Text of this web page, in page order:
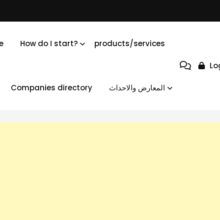
How do I start? products/services
Companies directory المعارض والاحداث